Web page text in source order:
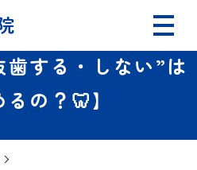
歯する・しない”は
の？🦷】